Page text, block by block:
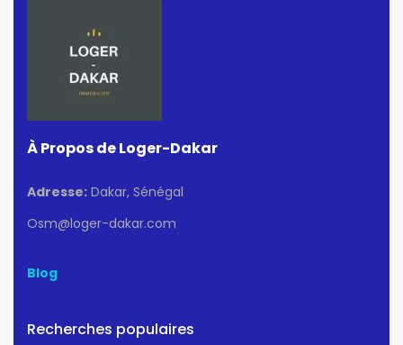
À Propos de Loger-Dakar
Adresse: Dakar, Sénégal
Osm@loger-dakar.com
Blog
Recherches populaires